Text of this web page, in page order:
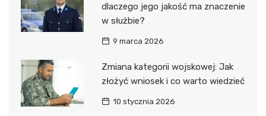
dlaczego jego jakość ma znaczenie
w służbie?
9 marca 2026
Zmiana kategorii wojskowej: Jak
złożyć wniosek i co warto wiedzieć
10 stycznia 2026